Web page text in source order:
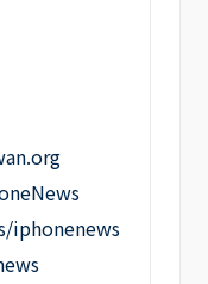
iphonenews